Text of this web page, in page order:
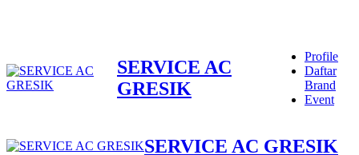
SERVICE AC
GRESIK
Profile
Daftar
Brand
Event
SERVICE AC GRESIK